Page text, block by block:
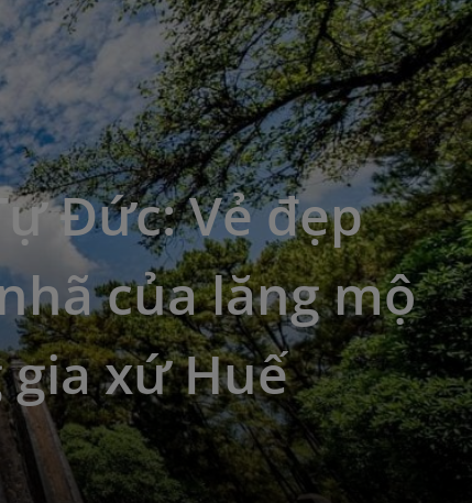
Đức: Vẻ đẹp
của lăng mộ
xứ Huế